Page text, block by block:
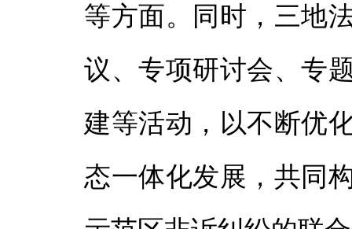
等方面。同时，三地
议、专项研讨会、专
建等活动，以不断优
态一体化发展，共同